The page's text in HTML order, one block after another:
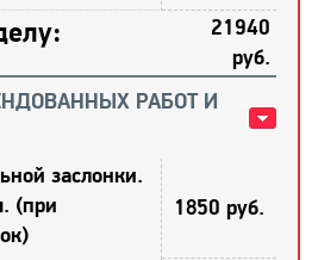
21940
руб.
РАБОТ И
заслонки.
(при
1850 руб.